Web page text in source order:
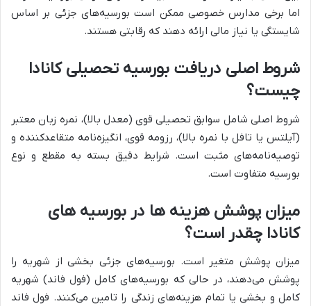
اما برخی مدارس خصوصی ممکن است بورسیه‌های جزئی بر اساس
شایستگی یا نیاز مالی ارائه دهند که رقابتی هستند.
شروط اصلی دریافت بورسیه تحصیلی کانادا
چیست؟
شروط اصلی شامل سوابق تحصیلی قوی (معدل بالا)، نمره زبان معتبر
(آیلتس یا تافل با نمره بالا)، رزومه قوی، انگیزه‌نامه متقاعدکننده و
توصیه‌نامه‌های مثبت است. شرایط دقیق بسته به مقطع و نوع
بورسیه متفاوت است.
میزان پوشش هزینه ها در بورسیه های
کانادا چقدر است؟
میزان پوشش متغیر است. بورسیه‌های جزئی بخشی از شهریه را
پوشش می‌دهند، در حالی که بورسیه‌های کامل (فول فاند) شهریه
کامل و بخشی یا تمام هزینه‌های زندگی را تامین می‌کنند. فول فاند